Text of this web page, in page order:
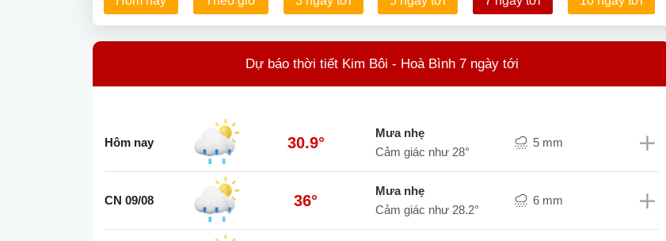
Dự báo thời tiết Kim Bôi - Hoà Bình 7 ngày tới
Hôm nay 30.9°
mưa nhẹ
Cảm giác như 28°
5 mm
CN 09/08 36°
mưa nhẹ
Cảm giác như 28.2°
6 mm